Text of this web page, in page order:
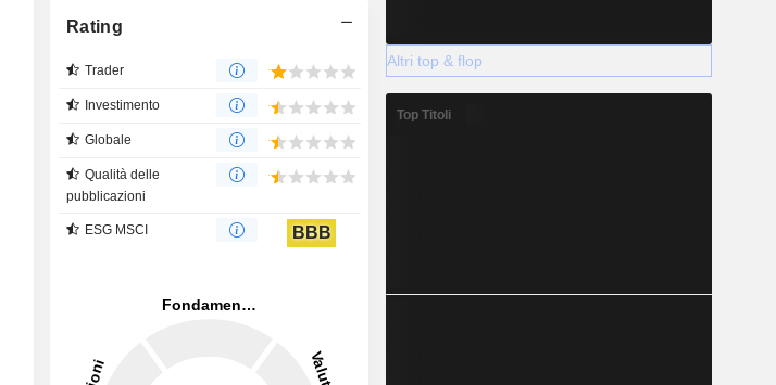
Rating
Trader
Investimento
Globale
Qualità delle
pubblicazioni
ESG MSCI BBB
Altri top & flop
Top Titoli